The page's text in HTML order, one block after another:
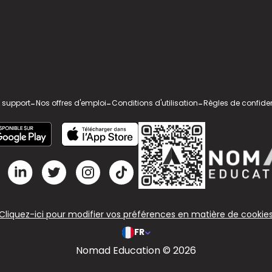
support-Nos offres d'emploi-Conditions d'utilisation-Règles de
ici pour modifier vos préférences en matière de
FR
Nomad Education © 2026